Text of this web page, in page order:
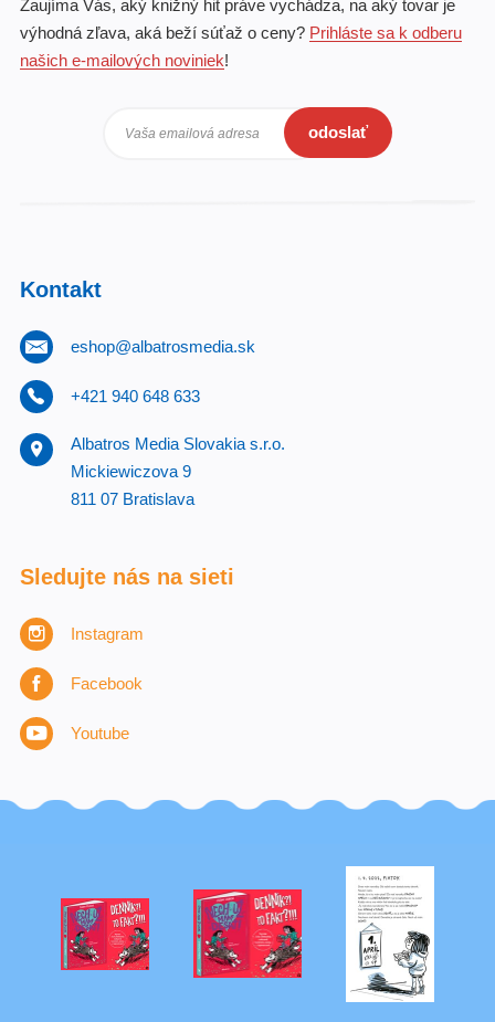
Zaujíma Vás, aký knižný hit práve vychádza, na aký tovar je
výhodná zľava, aká beží súťaž o ceny? Prihláste sa k odberu
našich e-mailových noviniek!
Vaša emailová adresa odoslať
Kontakt
eshop@albatrosmedia.sk
+421 940 648 633
Albatros Media Slovakia s.r.o.
Mickiewiczova 9
811 07 Bratislava
Sledujte nás na sieti
Instagram
Facebook
Youtube